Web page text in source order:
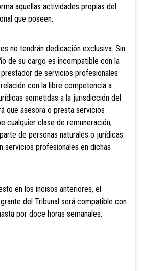
aquellas actividades propias del
que poseen.
no tendrán dedicación exclusiva. Sin
de su cargo es incompatible con la
de servicios profesionales
con la libre competencia a
sometidas a la jurisdicción del
que asesora o presta servicios
cualquier clase de remuneración,
de personas naturales o jurídicas
servicios profesionales en dichas
en los incisos anteriores, el
del Tribunal será compatible con
por doce horas semanales.